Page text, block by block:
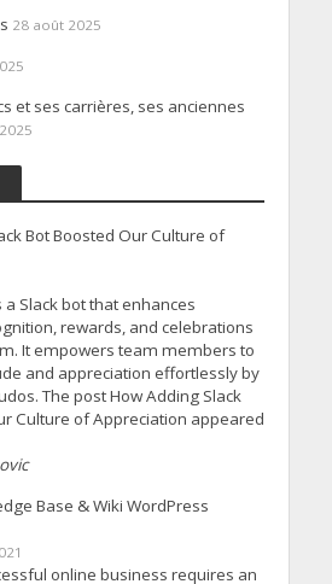
28 août 2025
et ses carrières, ses anciennes
Bot Boosted Our Culture of
a Slack bot that enhances
rewards, and celebrations
It empowers team members to
and appreciation effortlessly by
The post How Adding Slack
Culture of Appreciation appeared
Base & Wiki WordPress
online business requires an